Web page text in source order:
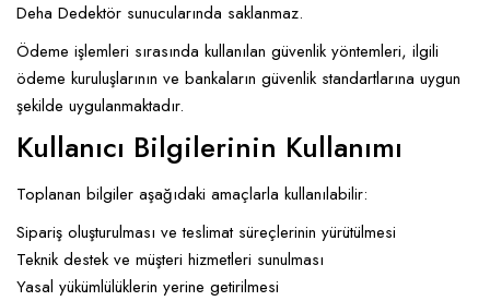
Deha Dedektör sunucularında saklanmaz.
Ödeme işlemleri sırasında kullanılan güvenlik yöntemleri, ilgili
ödeme kuruluşlarının ve bankaların güvenlik standartlarına uygun
şekilde uygulanmaktadır.
Kullanıcı Bilgilerinin Kullanımı
Toplanan bilgiler aşağıdaki amaçlarla kullanılabilir:
Sipariş oluşturulması ve teslimat süreçlerinin yürütülmesi
Teknik destek ve müşteri hizmetleri sunulması
Yasal yükümlülüklerin yerine getirilmesi